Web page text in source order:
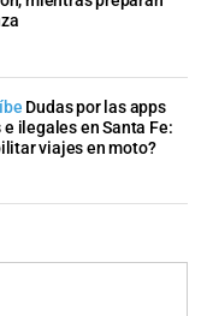
Dudas por las apps
ilegales en Santa Fe:
viajes en moto?